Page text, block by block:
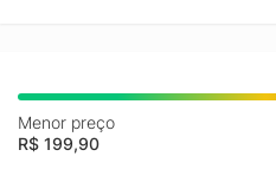
Menor preço
R$ 199,90